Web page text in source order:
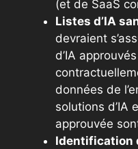
(et de SaaS
Listes d’IA
devraient
d’IA
données de
solutions d’IA
approuvée
Identification